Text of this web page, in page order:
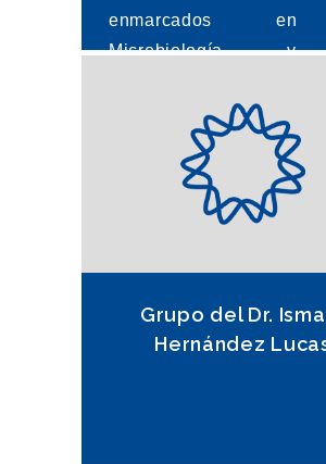
enmarcados
Microbiología
naturaleza de estos
implica una
y
estableciendo
Grupo del Dr.
Hernández